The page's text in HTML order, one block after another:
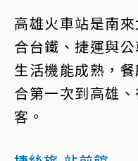
高雄火車站是南
合台鐵、捷運與
生活機能成熟，
合第一次到高雄
客。